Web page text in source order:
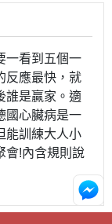
一看到五個一
反應最快，就
誰是贏家。適
國心臟病是一
能訓練大人小
會!內含規則說